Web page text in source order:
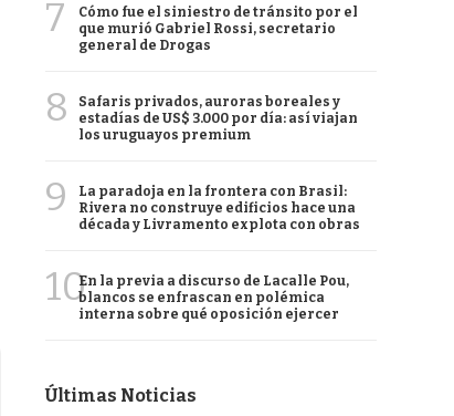
7
Cómo fue el siniestro de tránsito por el
que murió Gabriel Rossi, secretario
general de Drogas
8
Safaris privados, auroras boreales y
estadías de US$ 3.000 por día: así viajan
los uruguayos premium
9
La paradoja en la frontera con Brasil:
Rivera no construye edificios hace una
década y Livramento explota con obras
10En la previa a discurso de Lacalle Pou,
blancos se enfrascan en polémica
interna sobre qué oposición ejercer
Últimas Noticias